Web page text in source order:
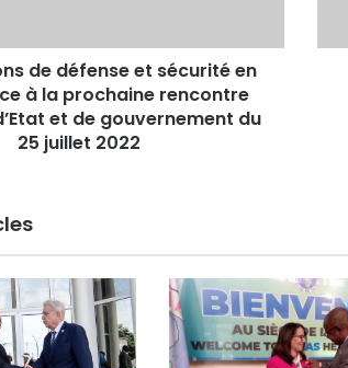
de défense et sécurité en
à la prochaine rencontre
et de gouvernement du
25 juillet 2022
25